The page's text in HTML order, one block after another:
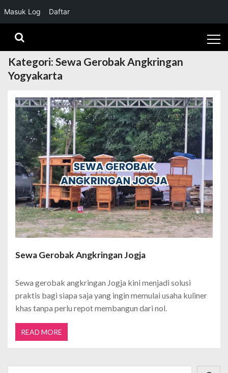
Masuk Log
Daftar
navigation
content
Kategori:Sewa Gerobak Angkringan
Yogyakarta
Sewa Gerobak Angkringan Jogja
Sewa gerobak angkringan Jogja kini menjadi solusi
praktis bagi siapa saja yang ingin memulai usaha kuliner
khas tanpa perlu repot membangun dari nol.
READ MORE